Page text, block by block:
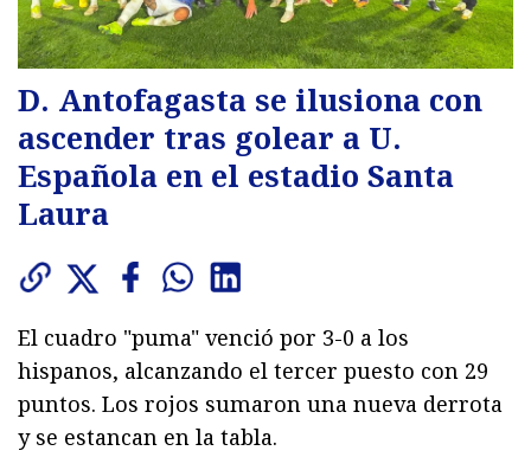
D. Antofagasta se ilusiona con
ascender tras golear a U.
Española en el estadio Santa
Laura
El cuadro "puma" venció por 3-0 a los
hispanos, alcanzando el tercer puesto con 29
puntos. Los rojos sumaron una nueva derrota
y se estancan en la tabla.